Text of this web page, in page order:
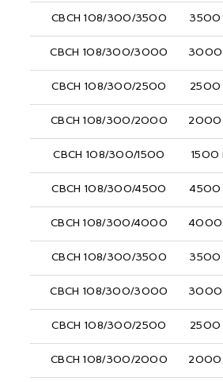
СВСН 108/300/3500 3500
СВСН 108/300/3000
СВСН 108/300/2500 2500
СВСН 108/300/2000 2000
СВСН 108/300/1500 1500
СВСН 108/300/4500 4500
СВСН 108/300/4000 4000
СВСН 108/300/3500 3500
СВСН 108/300/3000
СВСН 108/300/2500 2500
СВСН 108/300/2000 2000